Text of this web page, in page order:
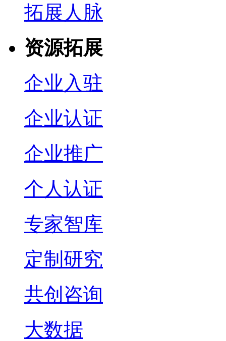
拓展人脉
资源拓展
企业入驻
企业认证
企业推广
个人认证
专家智库
定制研究
共创咨询
大数据